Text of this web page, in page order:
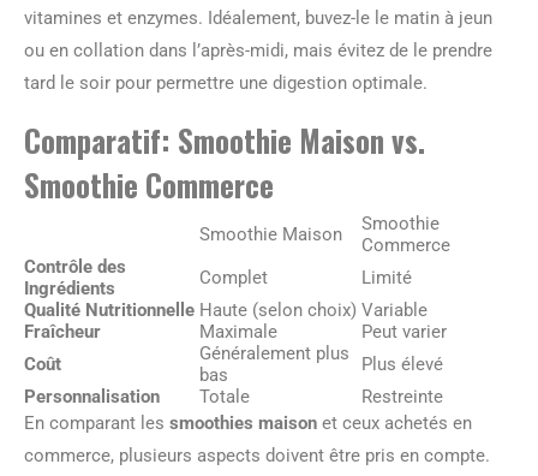
vitamines et enzymes. Idéalement, buvez-le le matin à jeun
ou en collation dans l’après-midi, mais évitez de le prendre
tard le soir pour permettre une digestion optimale.
Comparatif: Smoothie Maison vs.
Smoothie Commerce
Smoothie Maison
Smoothie
Commerce
Contrôle des
Ingrédients
Complet
Limité
Qualité Nutritionnelle Haute (selon choix) Variable
Fraîcheur
Maximale
Peut varier
Coût
Généralement plus
bas
Plus élevé
Personnalisation
Totale
Restreinte
En comparant les smoothies maison et ceux achetés en
commerce, plusieurs aspects doivent être pris en compte.